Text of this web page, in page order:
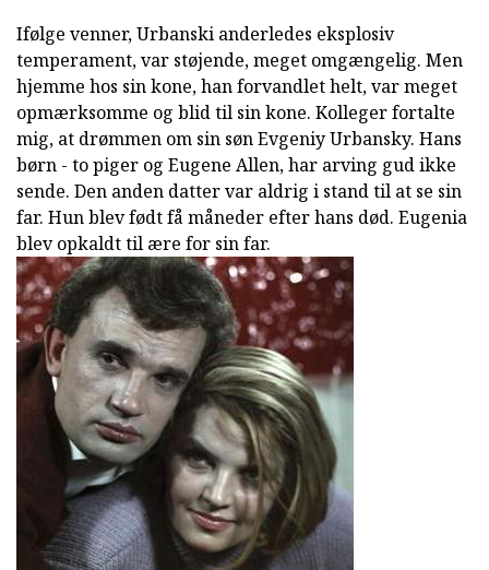
Ifølge venner, Urbanski anderledes eksplosiv
temperament, var støjende, meget omgængelig. Men
hjemme hos sin kone, han forvandlet helt, var meget
opmærksomme og blid til sin kone. Kolleger fortalte
mig, at drømmen om sin søn Evgeniy Urbansky. Hans
børn - to piger og Eugene Allen, har arving gud ikke
sende. Den anden datter var aldrig i stand til at se sin
far. Hun blev født få måneder efter hans død. Eugenia
blev opkaldt til ære for sin far.